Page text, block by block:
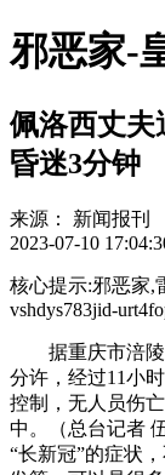
邪恶家-
佩洛西丈夫
昏迷3分钟
来源：
新闻报刊
2023-07-10
核心提示:邪恶家,
vshdys783jid-
据重庆市涪陵
分许，经过11小
控制，无人员伤
中。（总台记者
“长新冠”的症状